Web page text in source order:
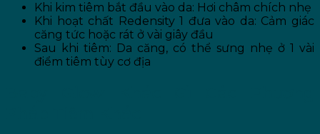
Khi kim tiêm bắt đầu vào da: Hơi châm chích nhẹ
Khi hoạt chất Redensity 1 đưa vào da: Cảm giác
căng tức hoặc rát ở vài giây đầu
Sau khi tiêm: Da căng, có thể sưng nhẹ ở 1 vài
điểm tiêm tùy cơ địa